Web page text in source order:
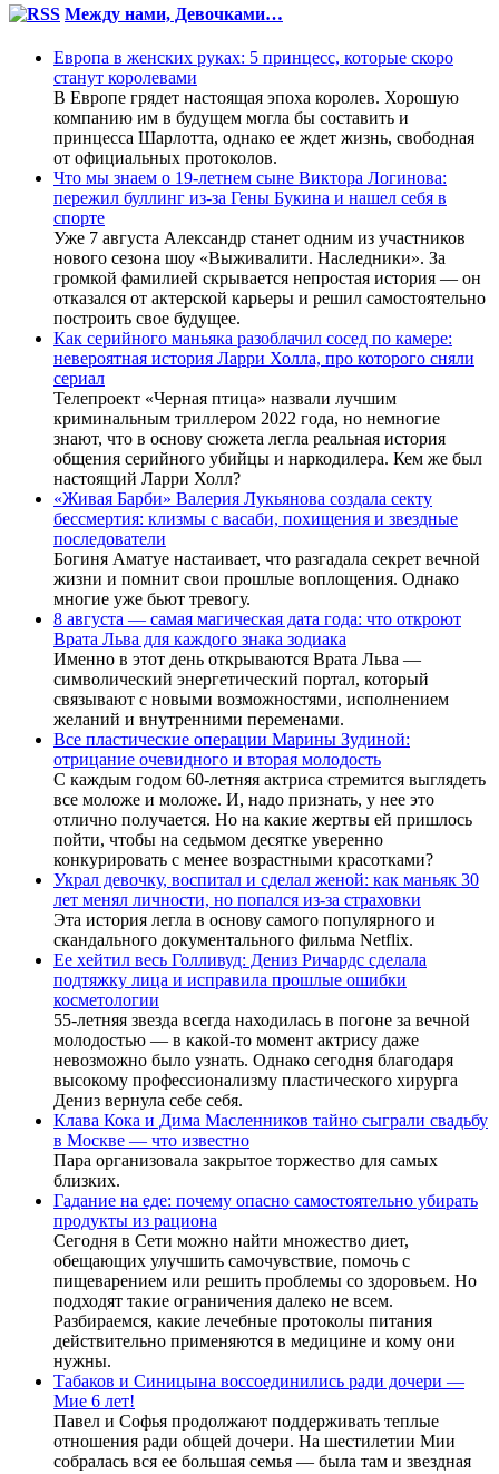
Между нами, Девочками…
Европа в женских руках: 5 принцесс, которые скоро
станут королевами
В Европе грядет настоящая эпоха королев. Хорошую
компанию им в будущем могла бы составить и
принцесса Шарлотта, однако ее ждет жизнь, свободная
от официальных протоколов.
Что мы знаем о 19-летнем сыне Виктора Логинова:
пережил буллинг из-за Гены Букина и нашел себя в
спорте
Уже 7 августа Александр станет одним из участников
нового сезона шоу «Выживалити. Наследники». За
громкой фамилией скрывается непростая история — он
отказался от актерской карьеры и решил самостоятельно
построить свое будущее.
Как серийного маньяка разоблачил сосед по камере:
невероятная история Ларри Холла, про которого сняли
сериал
Телепроект «Черная птица» назвали лучшим
криминальным триллером 2022 года, но немногие
знают, что в основу сюжета легла реальная история
общения серийного убийцы и наркодилера. Кем же был
настоящий Ларри Холл?
«Живая Барби» Валерия Лукьянова создала секту
бессмертия: клизмы с васаби, похищения и звездные
последователи
Богиня Аматуе настаивает, что разгадала секрет вечной
жизни и помнит свои прошлые воплощения. Однако
многие уже бьют тревогу.
8 августа — самая магическая дата года: что откроют
Врата Льва для каждого знака зодиака
Именно в этот день открываются Врата Льва —
символический энергетический портал, который
связывают с новыми возможностями, исполнением
желаний и внутренними переменами.
Все пластические операции Марины Зудиной:
отрицание очевидного и вторая молодость
С каждым годом 60-летняя актриса стремится выглядеть
все моложе и моложе. И, надо признать, у нее это
отлично получается. Но на какие жертвы ей пришлось
пойти, чтобы на седьмом десятке уверенно
конкурировать с менее возрастными красотками?
Украл девочку, воспитал и сделал женой: как маньяк 30
лет менял личности, но попался из-за страховки
Эта история легла в основу самого популярного и
скандального документального фильма Netflix.
Ее хейтил весь Голливуд: Дениз Ричардс сделала
подтяжку лица и исправила прошлые ошибки
косметологии
55-летняя звезда всегда находилась в погоне за вечной
молодостью — в какой-то момент актрису даже
невозможно было узнать. Однако сегодня благодаря
высокому профессионализму пластического хирурга
Дениз вернула себе себя.
Клава Кока и Дима Масленников тайно сыграли свадьбу
в Москве — что известно
Пара организовала закрытое торжество для самых
близких.
Гадание на еде: почему опасно самостоятельно убирать
продукты из рациона
Сегодня в Сети можно найти множество диет,
обещающих улучшить самочувствие, помочь с
пищеварением или решить проблемы со здоровьем. Но
подходят такие ограничения далеко не всем.
Разбираемся, какие лечебные протоколы питания
действительно применяются в медицине и кому они
нужны.
Табаков и Синицына воссоединились ради дочери —
Мие 6 лет!
Павел и Софья продолжают поддерживать теплые
отношения ради общей дочери. На шестилетии Мии
собралась вся ее большая семья — была там и звездная